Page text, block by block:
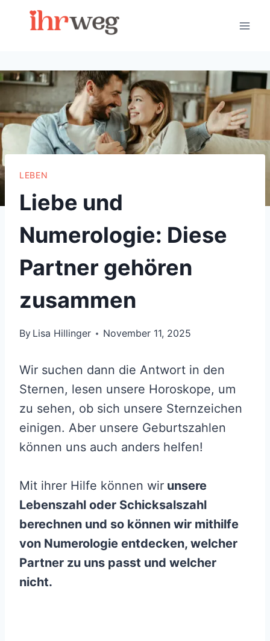
LEBEN
Liebe und
Numerologie: Diese
Partner gehören
zusammen
By Lisa Hillinger November 11, 2025
Wir suchen dann die Antwort in den
Sternen, lesen unsere Horoskope, um
zu sehen, ob sich unsere Sternzeichen
einigen. Aber unsere Geburtszahlen
können uns auch anders helfen!
Mit ihrer Hilfe können wir unsere
Lebenszahl oder Schicksalszahl
berechnen und so können wir mithilfe
von Numerologie entdecken, welcher
Partner zu uns passt und welcher
nicht.